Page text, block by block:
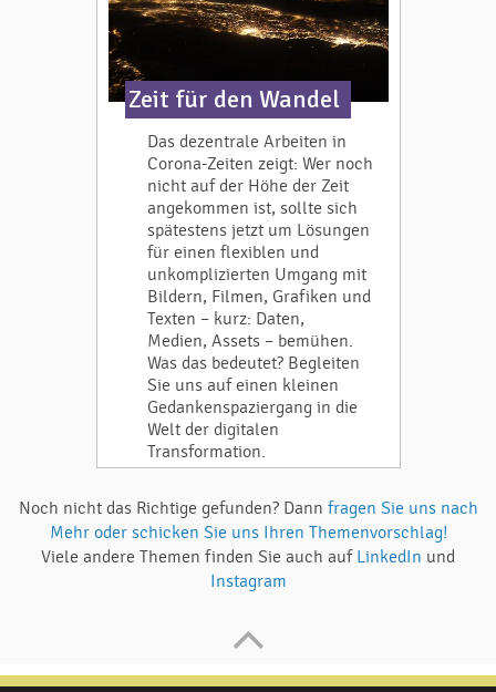
Zeit für den Wandel
Das dezentrale Arbeiten in
Corona-Zeiten zeigt: Wer noch
nicht auf der Höhe der Zeit
angekommen ist, sollte sich
spätestens jetzt um Lösungen
für einen flexiblen und
unkomplizierten Umgang mit
Bildern, Filmen, Grafiken und
Texten – kurz: Daten,
Medien, Assets – bemühen.
Was das bedeutet? Begleiten
Sie uns auf einen kleinen
Gedankenspaziergang in die
Welt der digitalen
Transformation.
Noch nicht das Richtige gefunden? Dann fragen Sie uns nach
Mehr oder schicken Sie uns Ihren Themenvorschlag!
Viele andere Themen finden Sie auch auf LinkedIn und
Instagram